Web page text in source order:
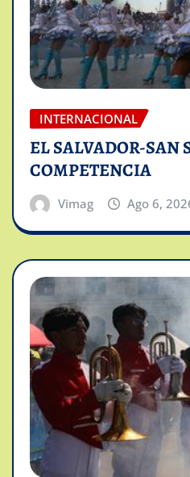
INTERNACIONAL
EL SALVADOR-SAN
COMPETENCIA
Vimag Ago 6,